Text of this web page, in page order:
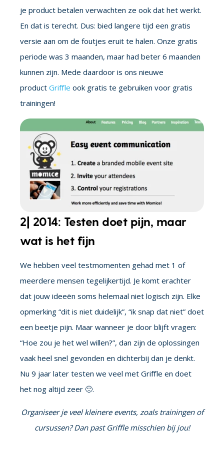
je product betalen verwachten ze ook dat het werkt.
En dat is terecht. Dus: bied langere tijd een gratis
versie aan om de foutjes eruit te halen. Onze gratis
periode was 3 maanden, maar had beter 6 maanden
kunnen zijn. Mede daardoor is ons nieuwe
product Griffle ook gratis te gebruiken voor gratis
trainingen!
2| 2014: Testen doet pijn, maar
wat is het fijn
We hebben veel testmomenten gehad met 1 of
meerdere mensen tegelijkertijd. Je komt erachter
dat jouw ideeën soms helemaal niet logisch zijn. Elke
opmerking “dit is niet duidelijk”, “ik snap dat niet” doet
een beetje pijn. Maar wanneer je door blijft vragen:
“Hoe zou je het wel willen?”, dan zijn de oplossingen
vaak heel snel gevonden en dichterbij dan je denkt.
Nu 9 jaar later testen we veel met Griffle en doet
het nog altijd zeer 🙂.
Organiseer je veel kleinere events, zoals trainingen of
cursussen? Dan past Griffle misschien bij jou!